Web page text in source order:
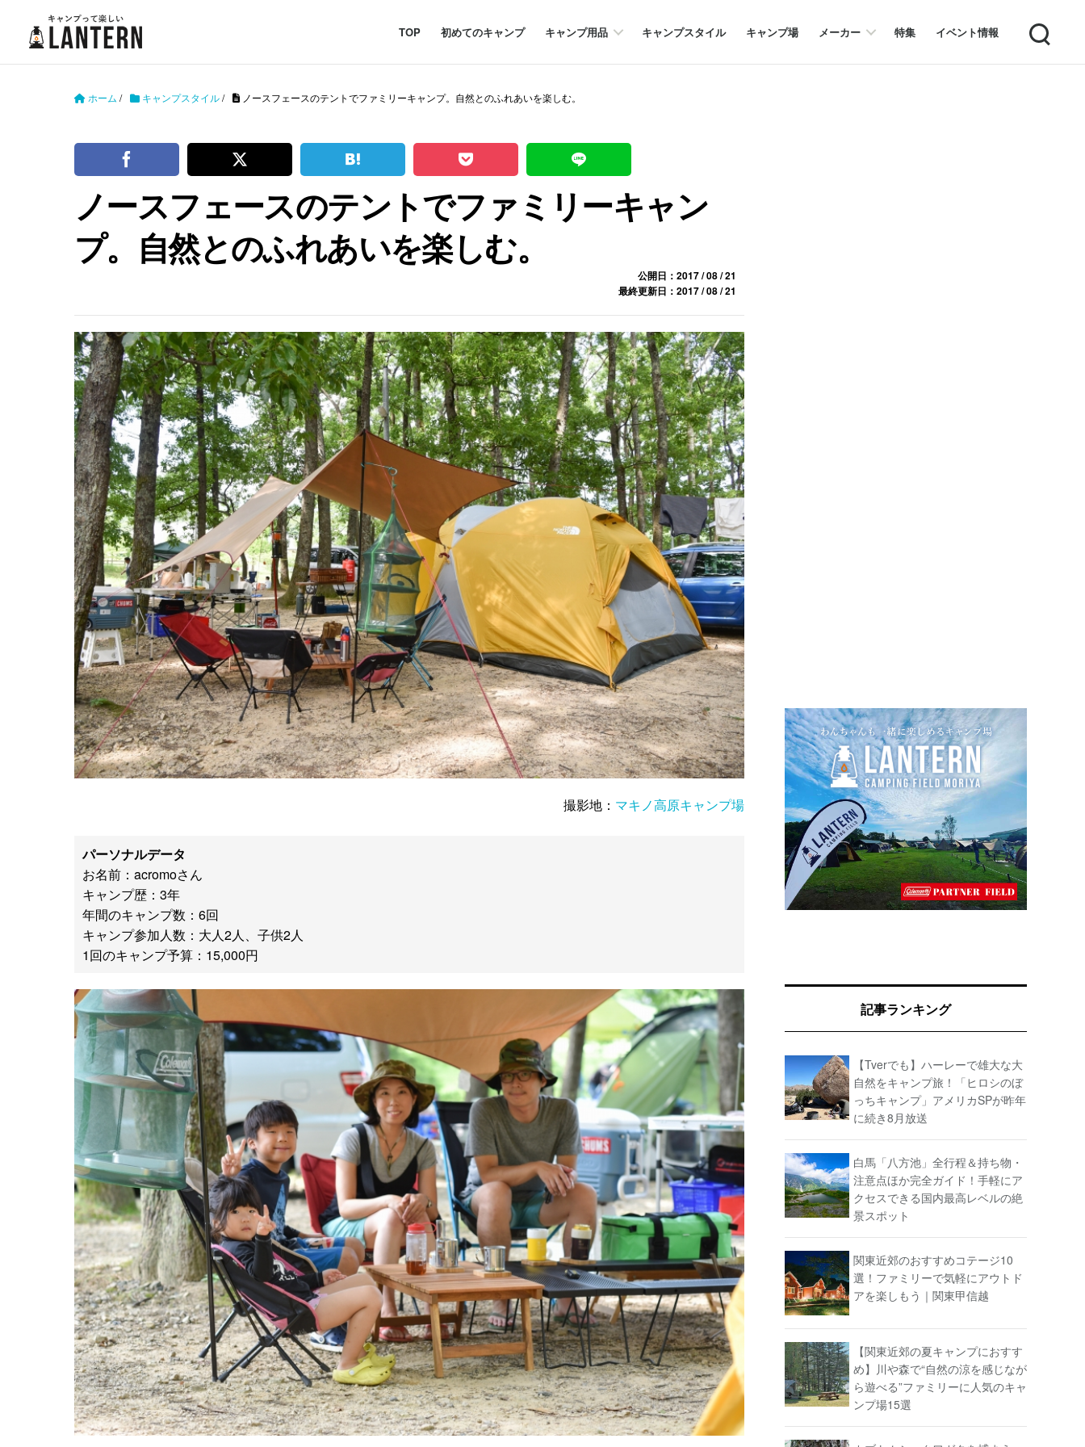
TOP 初めてのキャンプ キャンプ用品 キャンプスタイル キャンプ場 メーカー 特集 イベント情報 Search
ホーム / キャンプスタイル/ ノースフェースのテントでファミリーキャンプ。自然とのふれあいを楽しむ。
ノースフェースのテントでファミリーキャン
プ。自然とのふれあいを楽しむ。
公開日：2017 / 08 / 21
最終更新日：2017 / 08 / 21
撮影地： マキノ高原キャンプ場
パーソナルデータ
お名前：acromoさん
キャンプ歴：3年
年間のキャンプ数：6回
キャンプ参加人数：大人2人、子供2人
1回のキャンプ予算：15,000円
記事ランキング
【Tverでも】ハーレーで雄大な大
自然をキャンプ旅！「ヒロシのぼ
っちキャンプ」アメリカSPが昨年
に続き8月放送
白馬「八方池」全行程＆持ち物・
注意点ほか完全ガイド！手軽にア
クセスできる国内最高レベルの絶
景スポット
関東近郊のおすすめコテージ10
選！ファミリーで気軽にアウトド
アを楽しもう｜関東甲信越
【関東近郊の夏キャンプにおすす
め】川や森で“自然の涼を感じなが
ら遊べる”ファミリーに人気のキャ
ンプ場15選